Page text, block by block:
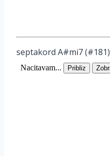
septakord A#mi7 (#181)